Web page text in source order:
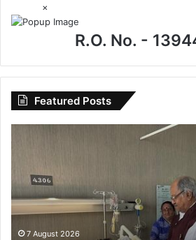
×
R.O. No. -
Featured Posts
अस्पताल
पहुंचे
सांसद
बृजमोहन
अग्रवाल,
7 August 2026